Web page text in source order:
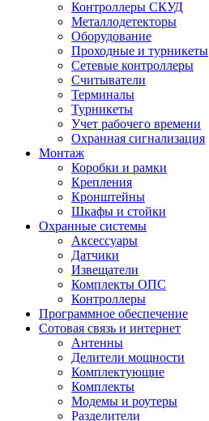
Контроллеры СКУД
Металлодетекторы
Оборудование
Проходные и турникеты
Сетевые контроллеры
Считыватели
Терминалы
Турникеты
Учет рабочего времени
Охранная сигнализация
Монтаж
Коробки и рамки
Крепления
Кронштейны
Шкафы и стойки
Охранные системы
Аксессуары
Датчики
Извещатели
Комплекты ОПС
Контроллеры
Программное обеспечение
Сотовая связь и интернет
Антенны
Делители мощности
Комплектующие
Комплекты
Модемы и роутеры
Разделители